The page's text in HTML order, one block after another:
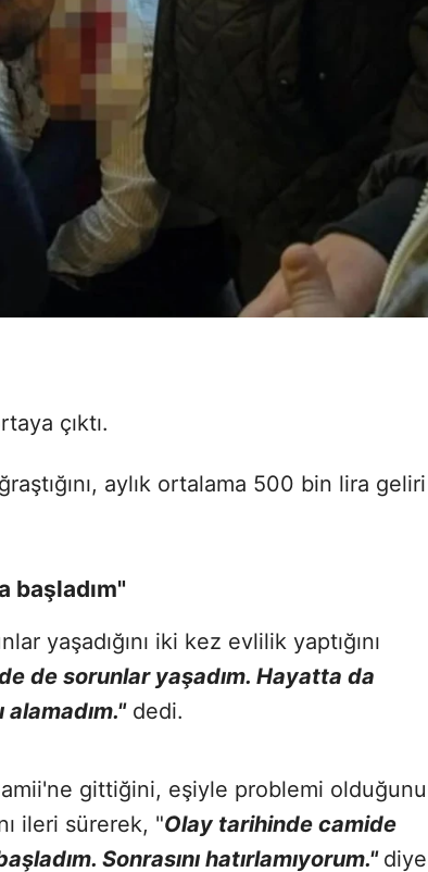
çıktı.
aylık ortalama 500 bin lira geliri
başladım"
yaşadığını iki kez evlilik yaptığını
de sorunlar yaşadım. Hayatta da
alamadım."dedi.
gittiğini, eşiyle problemi olduğunu
ileri sürerek, "Olay tarihinde camide
Sonrasını hatırlamıyorum." diye